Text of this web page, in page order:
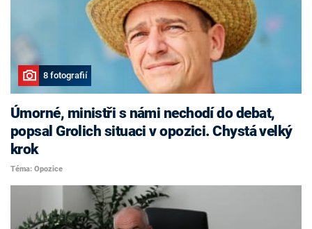
8 fotografií
Úmorné, ministři s námi nechodí do debat,
popsal Grolich situaci v opozici. Chystá velký
krok
Téma: Opozice